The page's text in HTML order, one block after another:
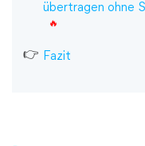
übertragen ohne
Fazit